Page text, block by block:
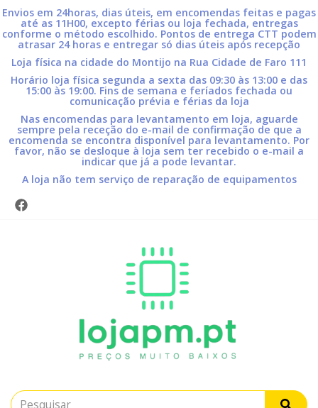
Envios em 24horas, dias úteis, em encomendas feitas e pagas
até as 11H00, excepto férias ou loja fechada, entregas
conforme o método escolhido. Pontos de entrega CTT podem
atrasar 24 horas e entregar só dias úteis após recepção
Loja física na cidade do Montijo na Rua Cidade de Faro 111
Horário loja física segunda a sexta das 09:30 às 13:00 e das
15:00 às 19:00. Fins de semana e feríados fechada ou
comunicação prévia e férias da loja
Nas encomendas para levantamento em loja, aguarde
sempre pela receção do e-mail de confirmação de que a
encomenda se encontra disponível para levantamento. Por
favor, não se desloque à loja sem ter recebido o e-mail a
indicar que já a pode levantar.
A loja não tem serviço de reparação de equipamentos